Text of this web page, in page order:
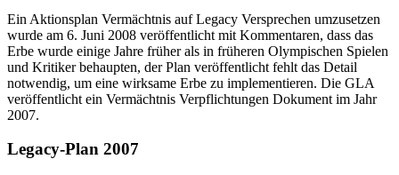
Ein Aktionsplan Vermächtnis auf Legacy Versprechen umzusetzen
wurde am 6. Juni 2008 veröffentlicht mit Kommentaren, dass das
Erbe wurde einige Jahre früher als in früheren Olympischen Spielen
und Kritiker behaupten, der Plan veröffentlicht fehlt das Detail
notwendig, um eine wirksame Erbe zu implementieren. Die GLA
veröffentlicht ein Vermächtnis Verpflichtungen Dokument im Jahr
2007.
Legacy-Plan 2007